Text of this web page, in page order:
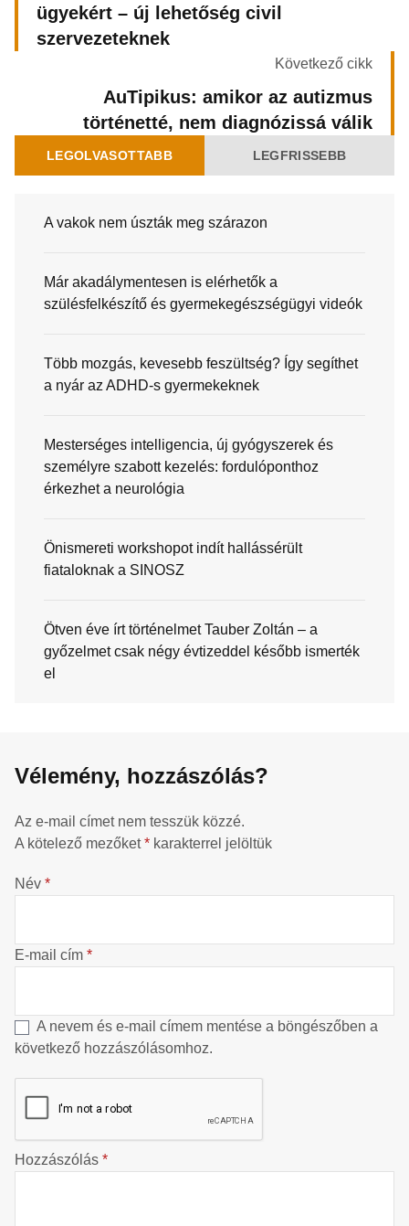
ügyekért – új lehetőség civil
szervezeteknek
Következő cikk
AuTipikus: amikor az autizmus
történetté, nem diagnózissá válik
LEGOLVASOTTABB LEGFRISSEBB
A vakok nem úszták meg szárazon
Már akadálymentesen is elérhetők a
szülésfelkészítő és gyermekegészségügyi videók
Több mozgás, kevesebb feszültség? Így segíthet
a nyár az ADHD-s gyermekeknek
Mesterséges intelligencia, új gyógyszerek és
személyre szabott kezelés: fordulóponthoz
érkezhet a neurológia
Önismereti workshopot indít hallássérült
fiataloknak a SINOSZ
Ötven éve írt történelmet Tauber Zoltán – a
győzelmet csak négy évtizeddel később ismerték
el
Vélemény, hozzászólás?
Az e-mail címet nem tesszük közzé.
A kötelező mezőket* karakterrel jelöltük
Név *
E-mail cím *
A nevem és e-mail címem mentése a böngészőben a
következő hozzászólásomhoz.
Hozzászólás *